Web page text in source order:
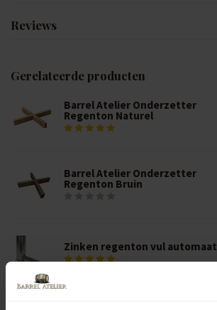
Reviews
Gerelateerde producten
Barrel Atelier Onderzetter
Regenton Naturel
Barrel Atelier Onderzetter
Regenton Bruin
Zinken regenton vul automaat